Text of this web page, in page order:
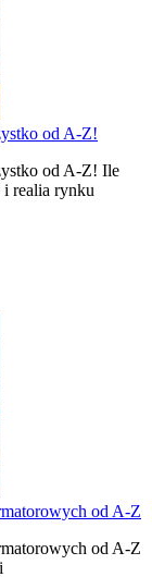
od A-Z!
od A-Z! Ile
realia rynku
od A-Z
od A-Z